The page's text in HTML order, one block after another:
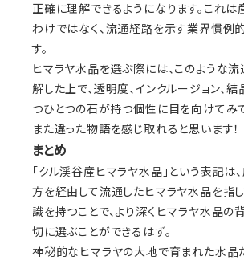
正確に理解できるようになります。これは
わけではなく、流通経路を示す業界慣例
す。
ヒマラヤ水晶を選ぶ際には、このような
解した上で、透明度、インクルージョン、
つひとつの石が持つ個性に目を向けてみて
また違った物語を感じ取れると思います！
まとめ
「クル渓谷産ヒマラヤ水晶」という表記は
方を経由して流通したヒマラヤ水晶を指し
識を持つことで、より深くヒマラヤ水晶の
切に選ぶことができるはず。
神秘的なヒマラヤの大地で育まれた水晶